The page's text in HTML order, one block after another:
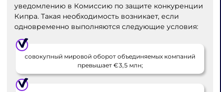
уведомлению в Комиссию по защите конкуренции
Кипра. Такая необходимость возникает, если
одновременно выполняются следующие условия:
совокупный мировой оборот объединяемых компаний
превышает €3,5 млн;